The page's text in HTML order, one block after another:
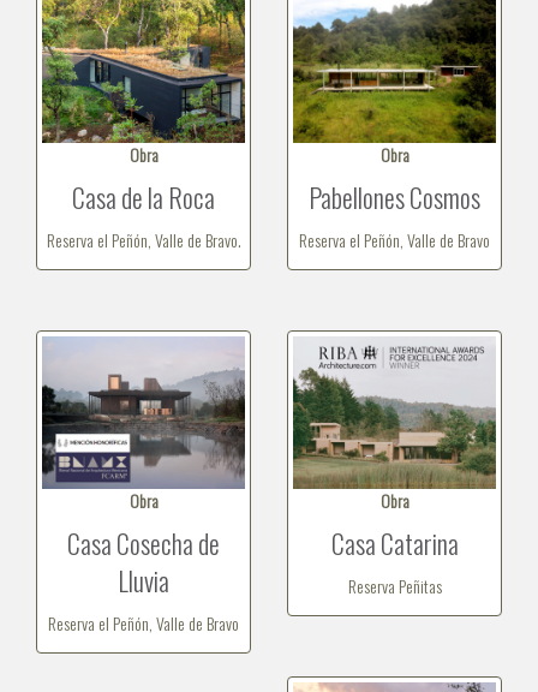
Obra
Casa de la Roca
Reserva el Peñón, Valle de Bravo.
Obra
Pabellones Cosmos
Reserva el Peñón, Valle de Bravo
Obra
Casa Cosecha de
Lluvia
Reserva el Peñón, Valle de Bravo
Obra
Casa Catarina
Reserva Peñitas